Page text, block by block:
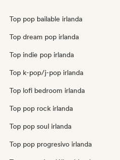
Top pop bailable irlanda
Top dream pop irlanda
Top indie pop irlanda
Top k-pop/j-pop irlanda
Top lofi bedroom irlanda
Top pop rock irlanda
Top pop soul irlanda
Top pop progresivo irlanda